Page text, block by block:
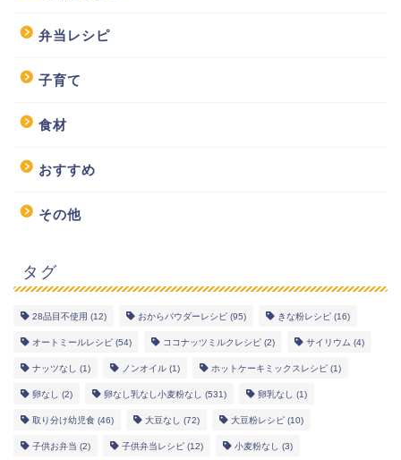
弁当レシピ
子育て
食材
おすすめ
その他
タグ
28品目不使用 (12) おからパウダーレシピ (95) きな粉レシピ (16)
オートミールレシピ (54) ココナッツミルクレシピ (2) サイリウム (4)
ナッツなし (1) ノンオイル (1) ホットケーキミックスレシピ (1)
卵なし (2) 卵なし乳なし小麦粉なし (531) 卵乳なし (1)
取り分け幼児食 (46) 大豆なし (72) 大豆粉レシピ (10)
子供お弁当 (2) 子供弁当レシピ (12) 小麦粉なし (3)
幼児食レシピ
米粉レシピ
ヘルシーレシピ